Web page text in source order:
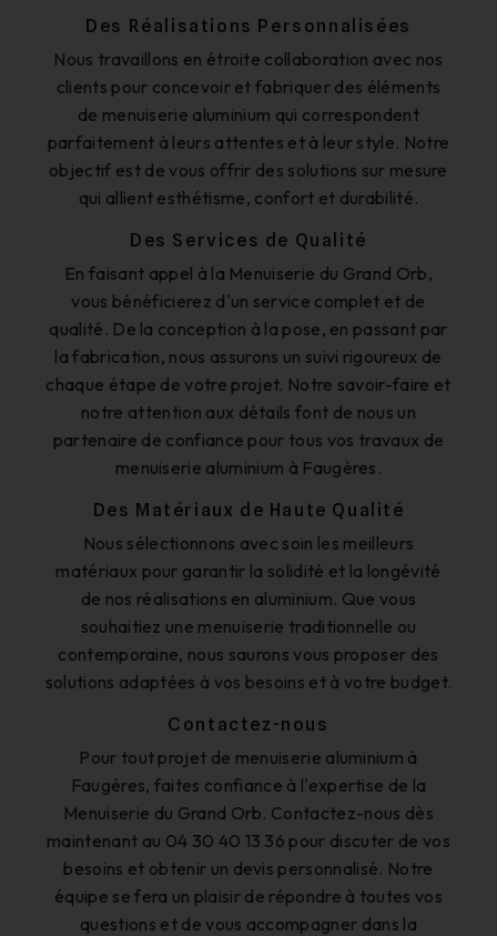
Des Réalisations Personnalisées
Nous travaillons en étroite collaboration avec nos
clients pour concevoir et fabriquer des éléments
de menuiserie aluminium qui correspondent
parfaitement à leurs attentes et à leur style. Notre
objectif est de vous offrir des solutions sur mesure
qui allient esthétisme, confort et durabilité.
Des Services de Qualité
En faisant appel à la Menuiserie du Grand Orb,
vous bénéficierez d'un service complet et de
qualité. De la conception à la pose, en passant par
la fabrication, nous assurons un suivi rigoureux de
chaque étape de votre projet. Notre savoir-faire et
notre attention aux détails font de nous un
partenaire de confiance pour tous vos travaux de
menuiserie aluminium à Faugères.
Des Matériaux de Haute Qualité
Nous sélectionnons avec soin les meilleurs
matériaux pour garantir la solidité et la longévité
de nos réalisations en aluminium. Que vous
souhaitiez une menuiserie traditionnelle ou
contemporaine, nous saurons vous proposer des
solutions adaptées à vos besoins et à votre budget.
Contactez-nous
Pour tout projet de menuiserie aluminium à
Faugères, faites confiance à l'expertise de la
Menuiserie du Grand Orb. Contactez-nous dès
maintenant au 04 30 40 13 36 pour discuter de vos
besoins et obtenir un devis personnalisé. Notre
équipe se fera un plaisir de répondre à toutes vos
questions et de vous accompagner dans la